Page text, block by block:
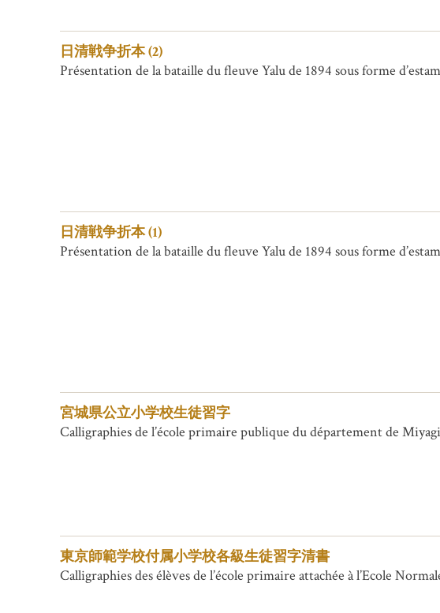
日清戦争折本 (2)
Présentation de la bataille du fleuve Yalu de 1894 sous forme
日清戦争折本 (1)
Présentation de la bataille du fleuve Yalu de 1894 sous forme
宮城県公立小学校生徒習字
Calligraphies de l’école primaire publique du département de
東京師範学校付属小学校各級生徒習字清書
Calligraphies des élèves de l’école primaire attachée à l’Ecole